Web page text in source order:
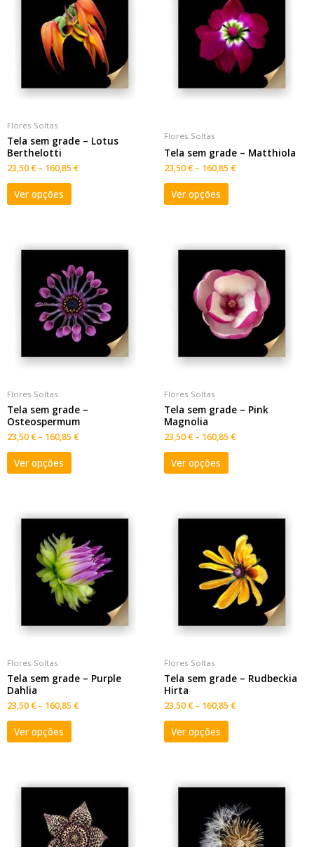
Flores Soltas
Tela sem grade – Lotus
Berthelotti
23,50€– 160,85€
Ver opções
Flores Soltas
Tela sem grade – Matthiola
23,50€– 160,85€
Ver opções
Flores Soltas
Tela sem grade –
Osteospermum
23,50€– 160,85€
Ver opções
Flores Soltas
Tela sem grade – Pink
Magnolia
23,50€– 160,85€
Ver opções
Flores Soltas
Tela sem grade – Purple
Dahlia
23,50€– 160,85€
Ver opções
Flores Soltas
Tela sem grade – Rudbeckia
Hirta
23,50€– 160,85€
Ver opções